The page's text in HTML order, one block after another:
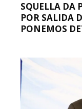
SQUELLA DA
POR SALIDA
PONEMOS